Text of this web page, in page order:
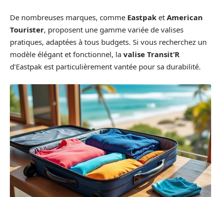
De nombreuses marques, comme Eastpak et American
Tourister, proposent une gamme variée de valises
pratiques, adaptées à tous budgets. Si vous recherchez un
modèle élégant et fonctionnel, la valise Transit’R
d’Eastpak est particulièrement vantée pour sa durabilité.